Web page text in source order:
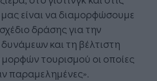
είναι να διαμορφώσουμε
δράσης για την
και τη βέλτιστη
τουρισμού οι οποίες
παραμελημένες».